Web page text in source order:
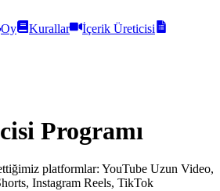
Oy Kurallar
İçerik Üreticisi
Programı
platformlar: YouTube Uzun Video,
Instagram Reels, TikTok